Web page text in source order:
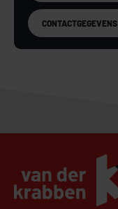
CONTACTGEGEVENS